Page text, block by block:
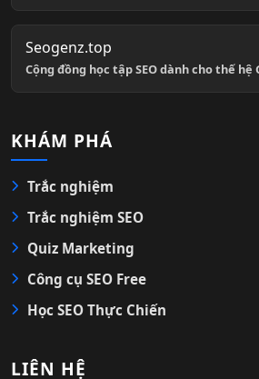
Seogenz.top
Cộng đồng học tập SEO dành cho thế hệ
KHÁM PHÁ
Trắc nghiệm
Trắc nghiệm SEO
Quiz Marketing
Công cụ SEO Free
Học SEO Thực Chiến
LIÊN HỆ